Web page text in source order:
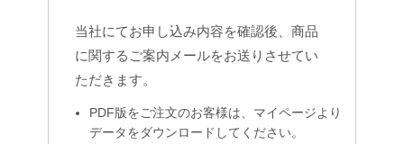
当社にてお申し込み内容を確認後、商品
に関するご案内メールをお送りさせてい
ただきます。
PDF版をご注文のお客様は、マイページより
データをダウンロードしてください。